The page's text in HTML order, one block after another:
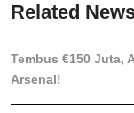
Related
Tembus €150 Juta,
Arsenal!